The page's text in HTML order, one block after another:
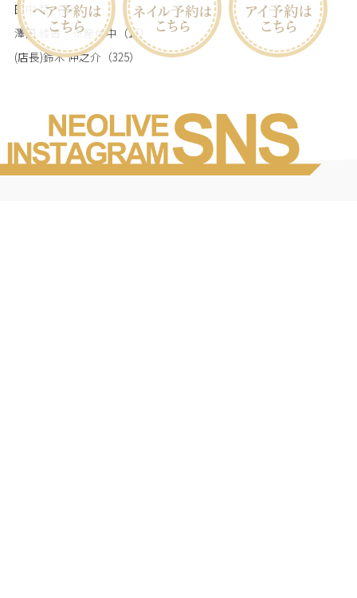
田中 栞（19）
澤田 綾香 ※産休中 （17）
(店長)鈴木 伸之介 （325）